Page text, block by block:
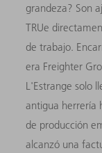
grandeza? Son
TRUe
de trabajo.
era Freighter
L'Estrange solo
antigua herrería
de producción
alcanzó una